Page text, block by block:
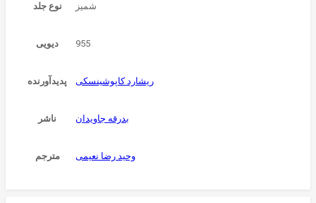
نوع جلد شمیز
دیویی 955
پدیدآورنده ریشارد کاپوشینسکی
ناشر بدرقه جاویدان
مترجم وحید رضا نعیمی